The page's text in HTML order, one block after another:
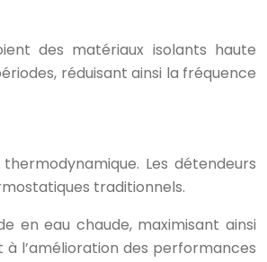
des matériaux isolants haute
réduisant ainsi la fréquence
Les détendeurs
traditionnels.
en eau chaude, maximisant ainsi
à l’amélioration des performances